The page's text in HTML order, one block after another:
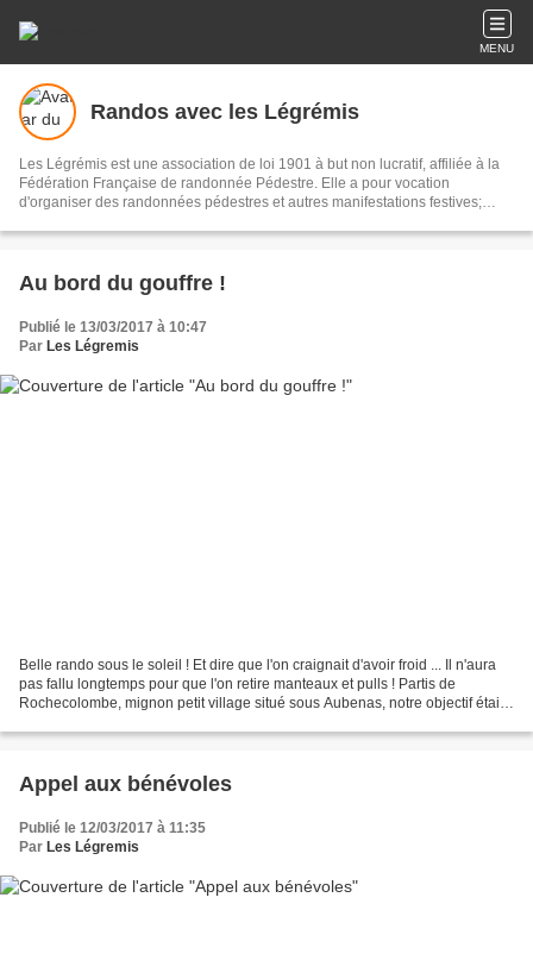
MENU
Randos avec les Légrémis
Les Légrémis est une association de loi 1901 à but non lucratif, affiliée à la
Fédération Française de randonnée Pédestre. Elle a pour vocation
d'organiser des randonnées pédestres et autres manifestations festives;
06 89 84 94 98 Email : contact(at)leslegremis07.com Adresse : Mairie, 07190
Au bord du gouffre !
Publié le 13/03/2017 à 10:47
Par Les Légremis
Belle rando sous le soleil ! Et dire que l'on craignait d'avoir froid ... Il n'aura
pas fallu longtemps pour que l'on retire manteaux et pulls ! Partis de
Rochecolombe, mignon petit village situé sous Aubenas, notre objectif était
Appel aux bénévoles
Publié le 12/03/2017 à 11:35
Par Les Légremis